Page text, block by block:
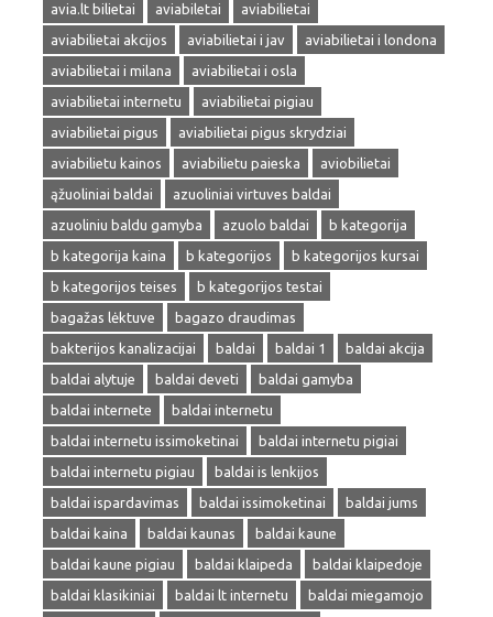
avia.lt bilietai
aviabiletai
aviabilietai
aviabilietai akcijos
aviabilietai i jav
aviabilietai i londona
aviabilietai i milana
aviabilietai i osla
aviabilietai internetu
aviabilietai pigiau
aviabilietai pigus
aviabilietai pigus skrydziai
aviabilietu kainos
aviabilietu paieska
aviobilietai
ąžuoliniai baldai
azuoliniai virtuves baldai
azuoliniu baldu gamyba
azuolo baldai
b kategorija
b kategorija kaina
b kategorijos
b kategorijos kursai
b kategorijos teises
b kategorijos testai
bagažas lėktuve
bagazo draudimas
bakterijos kanalizacijai
baldai baldai 1
baldai akcija
baldai alytuje
baldai deveti
baldai gamyba
baldai internete
baldai internetu
baldai internetu issimoketinai
baldai internetu pigiai
baldai internetu pigiau
baldai is lenkijos
baldai ispardavimas
baldai issimoketinai
baldai jums
baldai kaina
baldai kaunas
baldai kaune
baldai kaune pigiau
baldai klaipeda
baldai klaipedoje
baldai klasikiniai
baldai lt internetu
baldai miegamojo